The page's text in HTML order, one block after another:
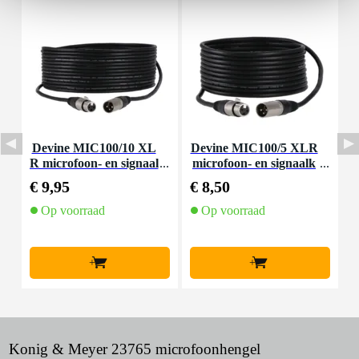
Devine MIC100/10 XL
R microfoon- en signaal
€ 9,95
Op voorraad
+
Devine MIC100/5 XLR
microfoon- en signaalk
€ 8,50
Op voorraad
+
Konig & Meyer 23765 microfoonhengel